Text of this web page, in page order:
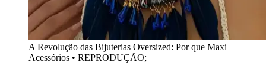
A Revolução das Bijuterias Oversized: Por que Maxi
Acessórios • REPRODUÇÃO;